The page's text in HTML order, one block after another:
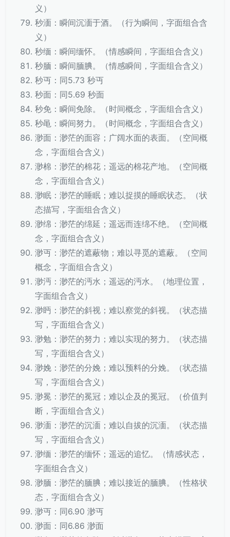
义）
秒湎：瞬间沉湎于酒。（行为瞬间，字面组合含
义）
秒缅：瞬间缅怀。（情感瞬间，字面组合含义）
秒腼：瞬间腼腆。（情感瞬间，字面组合含义）
秒丏：同5.73 秒丏
秒面：同5.69 秒面
秒免：瞬间免除。（时间概念，字面组合含义）
秒黾：瞬间努力。（时间概念，字面组合含义）
渺面：渺茫的面容；广阔水面的表面。（空间概
念，字面组合含义）
渺棉：渺茫的棉花；遥远的棉花产地。（空间概
念，字面组合含义）
渺眠：渺茫的睡眠；难以捉摸的睡眠状态。（状
态描写，字面组合含义）
渺绵：渺茫的绵延；遥远而连绵不绝。（空间概
念，字面组合含义）
渺丏：渺茫的遮蔽物；难以寻觅的遮蔽。（空间
概念，字面组合含义）
渺沔：渺茫的沔水；遥远的沔水。（地理位置，
字面组合含义）
渺眄：渺茫的斜视；难以察觉的斜视。（状态描
写，字面组合含义）
渺勉：渺茫的努力；难以实现的努力。（状态描
写，字面组合含义）
渺娩：渺茫的分娩；难以预料的分娩。（状态描
写，字面组合含义）
渺冕：渺茫的冕冠；难以企及的冕冠。（价值判
断，字面组合含义）
渺湎：渺茫的沉湎；难以自拔的沉湎。（状态描
写，字面组合含义）
渺缅：渺茫的缅怀；遥远的追忆。（情感状态，
字面组合含义）
渺腼：渺茫的腼腆；难以接近的腼腆。（性格状
态，字面组合含义）
渺丏：同6.90 渺丏
渺面：同6.86 渺面